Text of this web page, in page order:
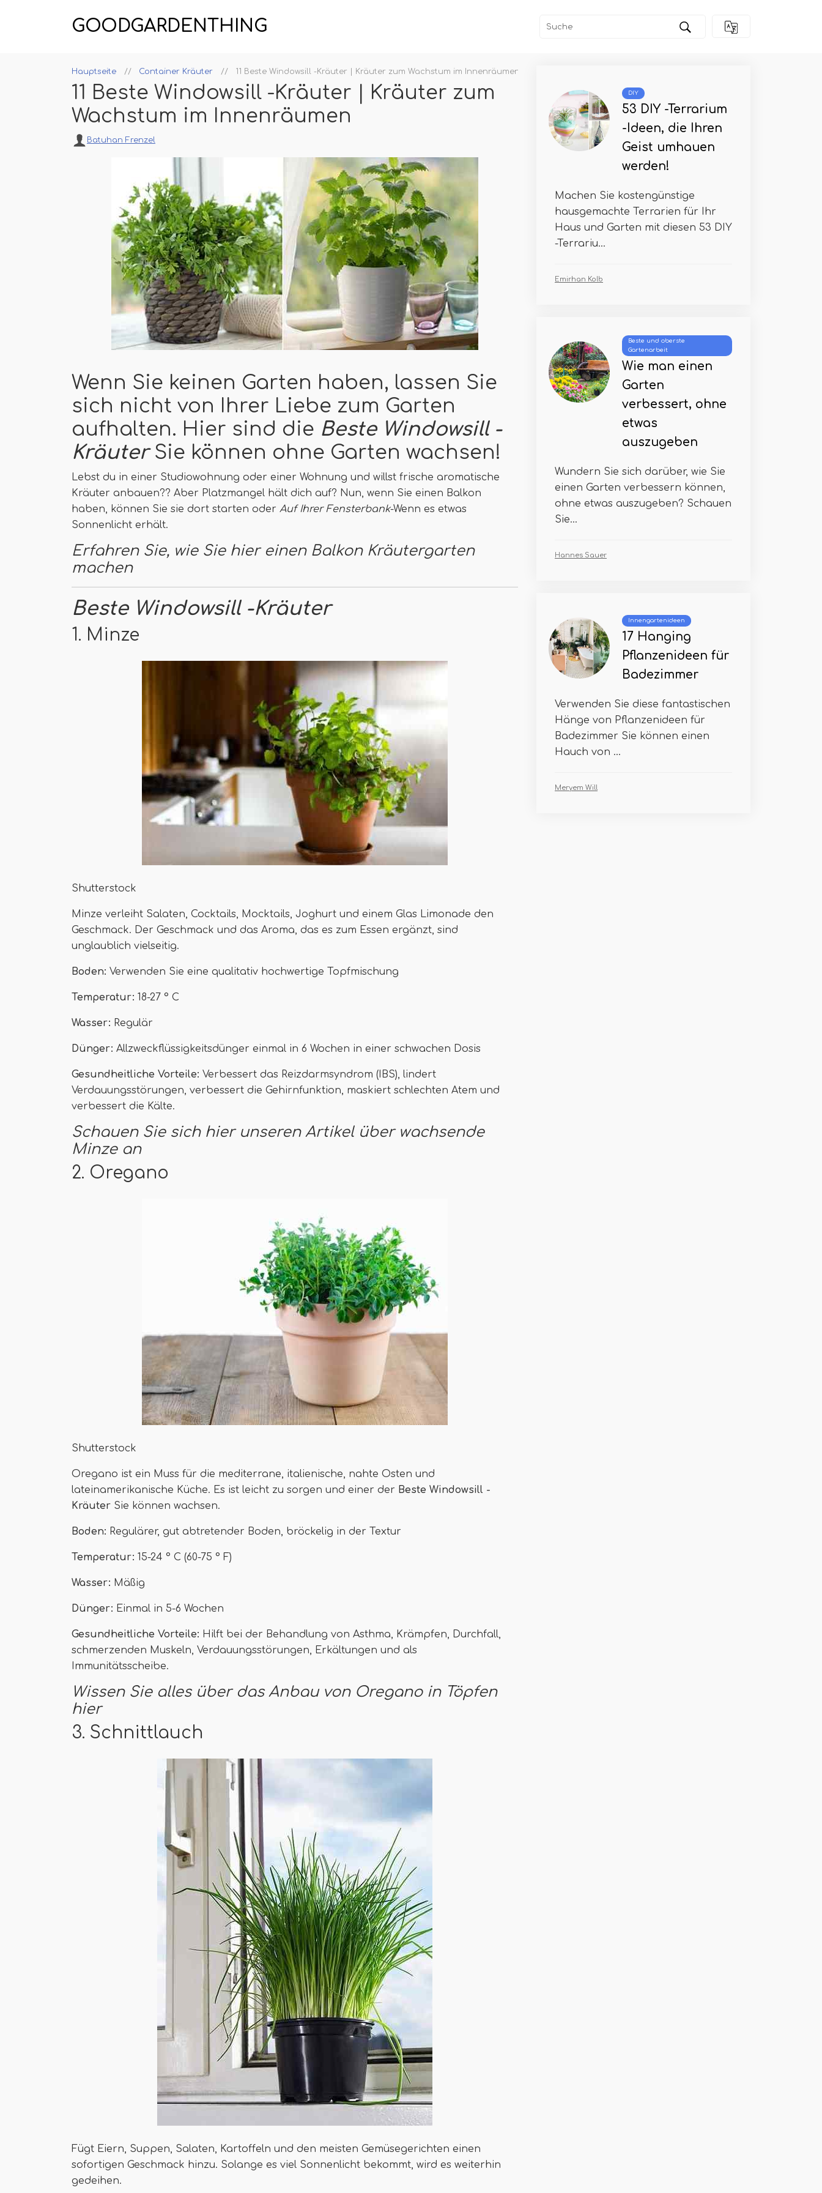
GOODGARDENTHING
Hauptseite Container Kräuter 11 Beste Windowsill -Kräuter | Kräuter zum Wachstum im Innenräumen
11 Beste Windowsill -Kräuter | Kräuter zum
Wachstum im Innenräumen
Batuhan Frenzel
Wenn Sie keinen Garten haben, lassen Sie
sich nicht von Ihrer Liebe zum Garten
aufhalten. Hier sind die Beste Windowsill -
Kräuter Sie können ohne Garten wachsen!
Lebst du in einer Studiowohnung oder einer Wohnung und willst frische aromatische
Kräuter anbauen?? Aber Platzmangel hält dich auf? Nun, wenn Sie einen Balkon
haben, können Sie sie dort starten oder Auf Ihrer Fensterbank-Wenn es etwas
Sonnenlicht erhält.
Erfahren Sie, wie Sie hier einen Balkon Kräutergarten
machen
Beste Windowsill -Kräuter
1. Minze
Shutterstock
Minze verleiht Salaten, Cocktails, Mocktails, Joghurt und einem Glas Limonade den
Geschmack. Der Geschmack und das Aroma, das es zum Essen ergänzt, sind
unglaublich vielseitig.
Boden: Verwenden Sie eine qualitativ hochwertige Topfmischung
Temperatur: 18-27 ° C
Wasser: Regulär
Dünger: Allzweckflüssigkeitsdünger einmal in 6 Wochen in einer schwachen Dosis
Gesundheitliche Vorteile: Verbessert das Reizdarmsyndrom (IBS), lindert
Verdauungsstörungen, verbessert die Gehirnfunktion, maskiert schlechten Atem und
verbessert die Kälte.
Schauen Sie sich hier unseren Artikel über wachsende
Minze an
2. Oregano
Shutterstock
Oregano ist ein Muss für die mediterrane, italienische, nahte Osten und
lateinamerikanische Küche. Es ist leicht zu sorgen und einer der Beste Windowsill -
Kräuter Sie können wachsen.
Boden: Regulärer, gut abtretender Boden, bröckelig in der Textur
Temperatur: 15-24 ° C (60-75 ° F)
Wasser: Mäßig
Dünger: Einmal in 5-6 Wochen
Gesundheitliche Vorteile: Hilft bei der Behandlung von Asthma, Krämpfen, Durchfall,
schmerzenden Muskeln, Verdauungsstörungen, Erkältungen und als
Immunitätsscheibe.
Wissen Sie alles über das Anbau von Oregano in Töpfen
hier
3. Schnittlauch
Fügt Eiern, Suppen, Salaten, Kartoffeln und den meisten Gemüsegerichten einen
sofortigen Geschmack hinzu. Solange es viel Sonnenlicht bekommt, wird es weiterhin
gedeihen.
DIY
53 DIY -Terrarium
-Ideen, die Ihren
Geist umhauen
werden!
Machen Sie kostengünstige
hausgemachte Terrarien für Ihr
Haus und Garten mit diesen 53 DIY
-Terrariu...
Emirhan Kolb
Beste und oberste
Gartenarbeit
Wie man einen
Garten
verbessert, ohne
etwas
auszugeben
Wundern Sie sich darüber, wie Sie
einen Garten verbessern können,
ohne etwas auszugeben? Schauen
Sie...
Hannes Sauer
Innengartenideen
17 Hanging
Pflanzenideen für
Badezimmer
Verwenden Sie diese fantastischen
Hänge von Pflanzenideen für
Badezimmer Sie können einen
Hauch von ...
Meryem Will